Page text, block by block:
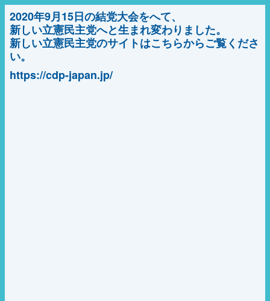
2020年9月15日の結党大会をへて、
新しい立憲民主党へと生まれ変わりました。
新しい立憲民主党のサイトはこちらからご覧くださ
い。
https://cdp-japan.jp/